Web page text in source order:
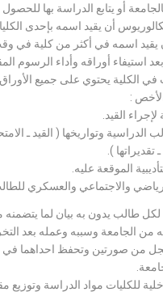
أو يتابع الدراسة بها
أن يقيد اسمه بإحدى
يقيد اسمه في أكثر من كلية في
استيفاء أوراقه وأداء الرسوم
الكلية يحتوي على جميع الأوراق
:
القيد.
الدراسية وتواريخها ( القيد ـ
تقديراتها ).
الموقعة عليه.
والاجتماعي والعسكري
طالب يدون به بيان لما يتضمنه
من الجامعة وسببه وعمله بعد
من صورتين وتحفظ احداهما في
للكليات مواد الدراسة وتوزيع